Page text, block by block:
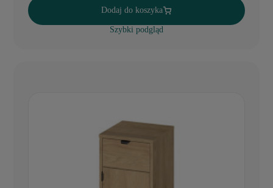
Dodaj do koszyka
Szybki podgląd